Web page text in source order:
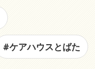
#ケアハウスとばた